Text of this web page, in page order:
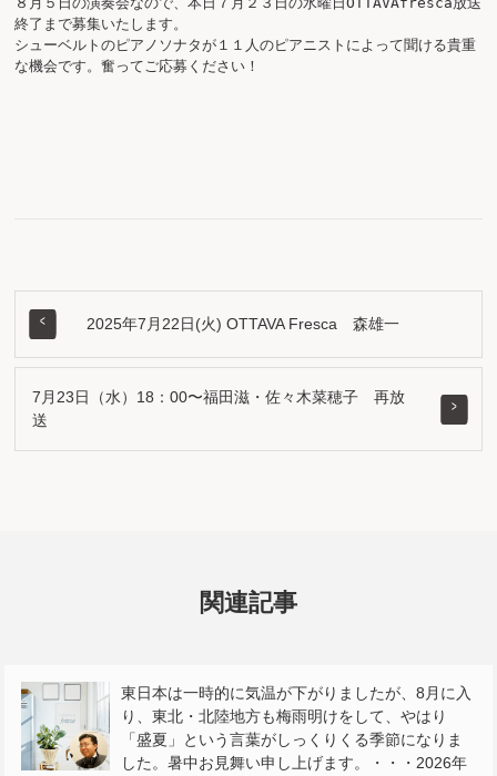
終了まで募集いたします。
シューベルトのピアノソナタが１１人のピアニストによって聞ける貴重
2025年7月22日(火) OTTAVA Fresca 森雄一
7月23日（水）18：00〜福田滋・佐々木菜穂子 再放
送
関連記事
東日本は一時的に気温が下がりましたが、8月に入
り、東北・北陸地方も梅雨明けをして、やはり
「盛夏」という言葉がしっくりくる季節になりま
した。暑中お見舞い申し上げます。・・・2026年